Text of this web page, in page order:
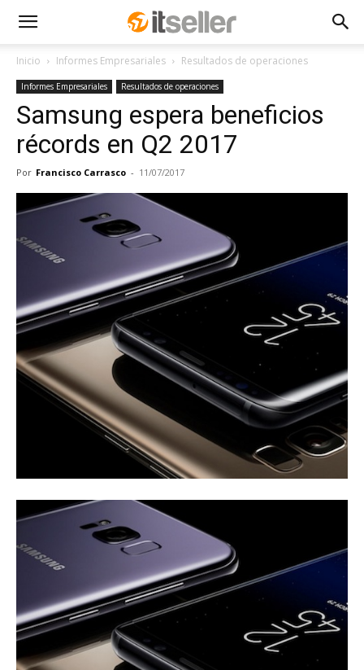
Inicio Informes Empresariales Resultados de operaciones
Informes Empresariales Resultados de operaciones
Samsung espera beneficios
récords en Q2 2017
Por Francisco Carrasco - 11/07/2017